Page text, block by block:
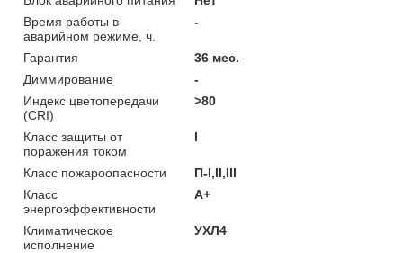
Время работы в
аварийном режиме, ч.
-
Гарантия
36 мес.
Диммирование
-
Индекс цветопередачи
(CRI)
>80
Класс защиты от
поражения током
I
Класс пожароопасности
П-I,II,ІІІ
Класс
энергоэффективности
A+
Климатическое
исполнение
УХЛ4